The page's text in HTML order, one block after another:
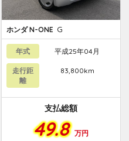
ホンダ N-ONE G
年式 平成25年04月
走行距
離
83,800km
支払総額
49.8 万円